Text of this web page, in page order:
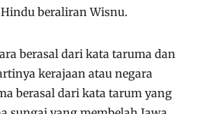
beraliran Wisnu.
berasal dari kata taruma dan
kerajaan atau negara
berasal dari kata tarum yang